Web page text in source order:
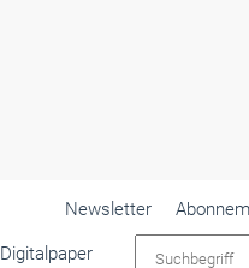
Digitalpaper
Newsletter